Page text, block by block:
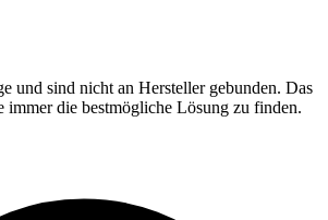
und sind nicht an Hersteller gebunden. Das
immer die bestmögliche Lösung zu finden.